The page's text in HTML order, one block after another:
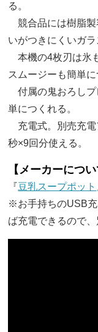
る。
競合品には樹脂製
いがつきにくいガラ
本機の4枚刃は氷
スムージーも簡単
付属の鬼おろしプ
単につくれる。
充電式。別売充電
秒×9回分使える。
【メーカーについ
『豆乳スープポット
※お手持ちのUSB
ば充電できるので